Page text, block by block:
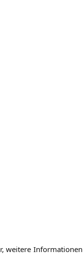
wei­te­re Infor­ma­tio­nen